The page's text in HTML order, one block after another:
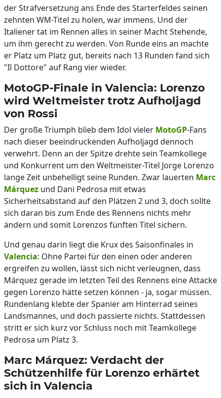
der Strafversetzung ans Ende des Starterfeldes seinen
zehnten WM-Titel zu holen, war immens. Und der
Italiener tat im Rennen alles in seiner Macht Stehende,
um ihm gerecht zu werden. Von Runde eins an machte
er Platz um Platz gut, bereits nach 13 Runden fand sich
"Il Dottore" auf Rang vier wieder.
MotoGP-Finale in Valencia: Lorenzo
wird Weltmeister trotz Aufholjagd
von Rossi
Der große Triumph blieb dem Idol vieler MotoGP-Fans
nach dieser beeindruckenden Aufholjagd dennoch
verwehrt. Denn an der Spitze drehte sein Teamkollege
und Konkurrent um den Weltmeister-Titel Jorge Lorenzo
lange Zeit unbehelligt seine Runden. Zwar lauerten Marc
Márquez und Dani Pedrosa mit etwas
Sicherheitsabstand auf den Plätzen 2 und 3, doch sollte
sich daran bis zum Ende des Rennens nichts mehr
ändern und somit Lorenzos fünften Titel sichern.
Und genau darin liegt die Krux des Saisonfinales in
Valencia: Ohne Partei für den einen oder anderen
ergreifen zu wollen, lässt sich nicht verleugnen, dass
Márquez gerade im letzten Teil des Rennens eine Attacke
gegen Lorenzo hätte setzen können - ja, sogar müssen.
Rundenlang klebte der Spanier am Hinterrad seines
Landsmannes, und doch passierte nichts. Stattdessen
stritt er sich kurz vor Schluss noch mit Teamkollege
Pedrosa um Platz 3.
Marc Márquez: Verdacht der
Schützenhilfe für Lorenzo erhärtet
sich in Valencia